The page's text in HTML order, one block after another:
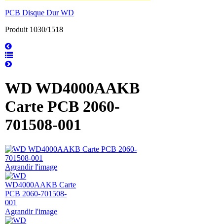
PCB Disque Dur WD
Produit 1030/1518
WD WD4000AAKB
Carte PCB 2060-
701508-001
Agrandir l'image
Agrandir l'image